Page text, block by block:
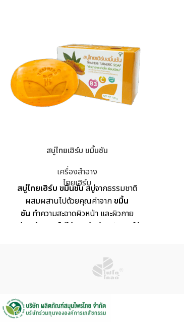
สบู่ไทยเฮิร์บ ขมิ้นชัน
เครื่องสำอาง
ไทยเฮิร์บ
สบู่ไทยเฮิร์บ ขมิ้นชันสบู่จากธรรมชาติ
ผสมผสานไปด้วยคุณค่าจากขมิ้น
ชัน ทำความสะอาดผิวหน้า และผิวกาย
พร้อมบำรุงผิวไม่ให้ผิวแห้งตึง หลังการใช้
ป้องกันของผิว ไม่ให้แพ้ง่าย ผิวขาวกระจ่าง
เลขที่ใบรับแจ้ง: 14-1-
บนสบู่ เกิดจากผงสมุนไพรขมิ้นชัน ซึ่งเป็น
ส่วนประกอบหลักของสบู่